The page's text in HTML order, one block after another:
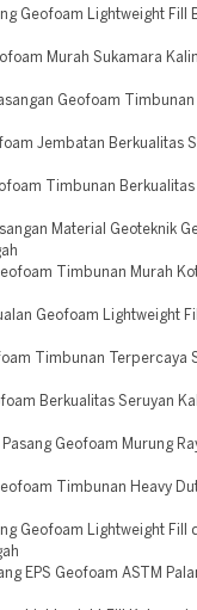
Geofoam Lightweight Fill
Murah Sukamara
Geofoam Timbunan
Jembatan Berkualitas
Timbunan Berkualitas
Material Geoteknik
Timbunan Murah
Geofoam Lightweight
Timbunan Terpercaya
Berkualitas Seruyan
Geofoam Murung
Timbunan Heavy
Geofoam Lightweight Fill
EPS Geofoam ASTM